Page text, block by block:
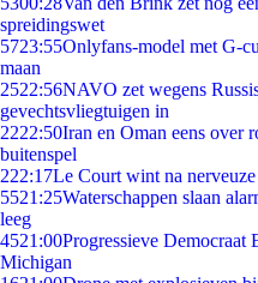
spreidingswet
5723:55Onlyfans-model met G-
maan
2522:56NAVO zet wegens
gevechtsvliegtuigen in
2222:50Iran en Oman eens over
buitenspel
222:17Le Court wint na
5521:25Waterschappen slaan
leeg
4521:00Progressieve
Michigan